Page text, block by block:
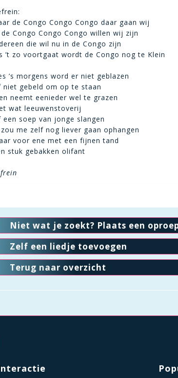
de Congo Congo Congo daar gaan wij
de Congo Congo Congo willen wij zijn
die wil nu in de Congo zijn
’t zo voortgaat wordt de Congo nog te Klein
’s morgens word er niet geblazen
niet gebeld om op te staan
neemt eenieder wel te grazen
wat leeuwenstoverij
een soep van jonge slangen
me zelf nog liever gaan ophangen
voor ene met een fijnen tand
stuk gebakken olifant
Niet wat je zoekt? Plaats een
Zelf een liedje toevoegen
Terug naar overzicht